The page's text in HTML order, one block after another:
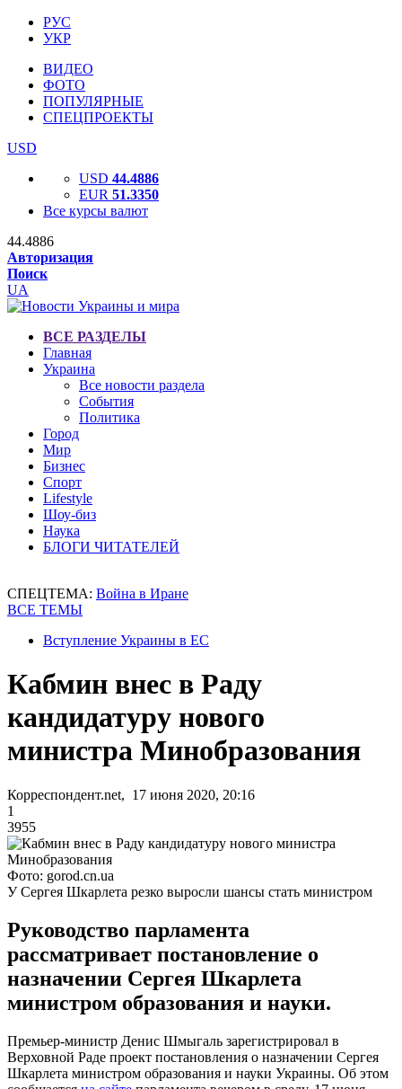
РУС
УКР
ВИДЕО
ФОТО
ПОПУЛЯРНЫЕ
СПЕЦПРОЕКТЫ
USD
USD 44.4886
EUR 51.3350
Все курсы валют
44.4886
Авторизация
Поиск
UA
ВСЕ РАЗДЕЛЫ
Главная
Украина
Все новости раздела
События
Политика
Город
Мир
Бизнес
Спорт
Lifestyle
Шоу-биз
Наука
БЛОГИ ЧИТАТЕЛЕЙ
СПЕЦТЕМА: Война в Иране
ВСЕ ТЕМЫ
Вступление Украины в ЕС
Кабмин внес в Раду
кандидатуру нового
министра Минобразования
Корреспондент.net, 17 июня 2020, 20:16
1
3955
Фото: gorod.cn.ua
У Сергея Шкарлета резко выросли шансы стать министром
Руководство парламента
рассматривает постановление о
назначении Сергея Шкарлета
министром образования и науки.
Премьер-министр Денис Шмыгаль зарегистрировал в
Верховной Раде проект постановления о назначении Сергея
Шкарлета министром образования и науки Украины. Об этом